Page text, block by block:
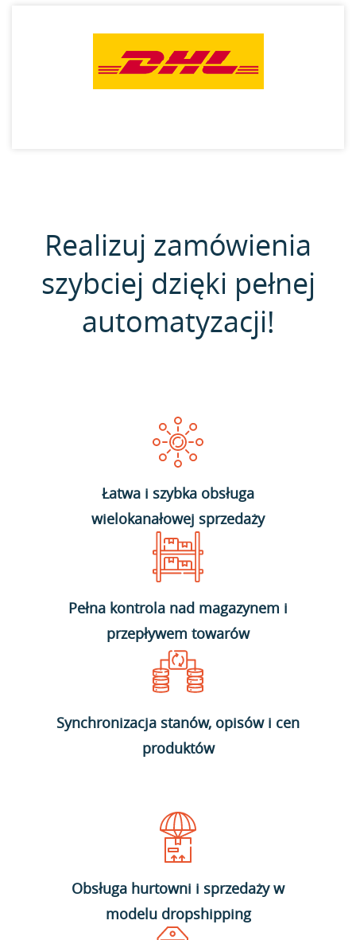
Realizuj zamówienia
szybciej dzięki pełnej
automatyzacji!
Łatwa i szybka obsługa
wielokanałowej sprzedaży
Pełna kontrola nad magazynem i
przepływem towarów
Synchronizacja stanów, opisów i cen
produktów
Obsługa hurtowni i sprzedaży w
modelu dropshipping